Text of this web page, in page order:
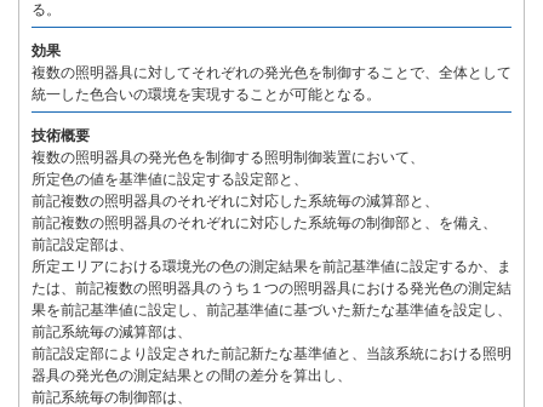
る。
効果
複数の照明器具に対してそれぞれの発光色を制御することで、全体として
統一した色合いの環境を実現することが可能となる。
技術概要
複数の照明器具の発光色を制御する照明制御装置において、
所定色の値を基準値に設定する設定部と、
前記複数の照明器具のそれぞれに対応した系統毎の減算部と、
前記複数の照明器具のそれぞれに対応した系統毎の制御部と、を備え、
前記設定部は、
所定エリアにおける環境光の色の測定結果を前記基準値に設定するか、ま
たは、前記複数の照明器具のうち１つの照明器具における発光色の測定結
果を前記基準値に設定し、前記基準値に基づいた新たな基準値を設定し、
前記系統毎の減算部は、
前記設定部により設定された前記新たな基準値と、当該系統における照明
器具の発光色の測定結果との間の差分を算出し、
前記系統毎の制御部は、